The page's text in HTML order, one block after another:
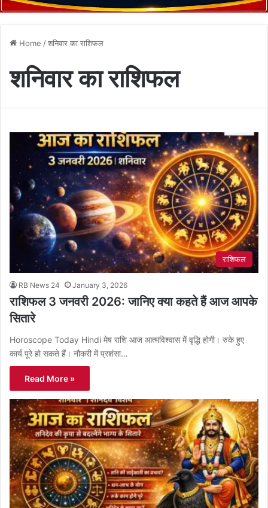
Home /शनिवार का राशिफल
शनिवार का राशिफल
राशिफल
RB News 24 January 3, 2026
राशिफल 3 जनवरी 2026: जानिए क्या कहते हैं आज आपके
सितारे
Horoscope Today Hindi मेष राशि आज आत्मविश्वास में वृद्धि होगी। रुके हुए
कार्य पूरे हो सकते हैं। नौकरी में प्रशंसा…
Read More »